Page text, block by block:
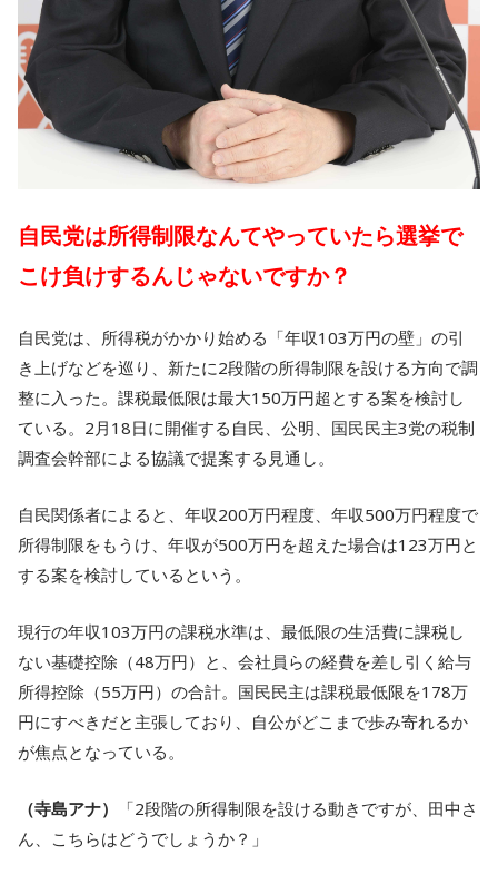
自民党は所得制限なんてやっていたら選挙で
こけ負けするんじゃないですか？
自民党は、所得税がかかり始める「年収103万円の壁」の引
き上げなどを巡り、新たに2段階の所得制限を設ける方向で調
整に入った。課税最低限は最大150万円超とする案を検討し
ている。2月18日に開催する自民、公明、国民民主3党の税制
調査会幹部による協議で提案する見通し。
自民関係者によると、年収200万円程度、年収500万円程度で
所得制限をもうけ、年収が500万円を超えた場合は123万円と
する案を検討しているという。
現行の年収103万円の課税水準は、最低限の生活費に課税し
ない基礎控除（48万円）と、会社員らの経費を差し引く給与
所得控除（55万円）の合計。国民民主は課税最低限を178万
円にすべきだと主張しており、自公がどこまで歩み寄れるか
が焦点となっている。
（寺島アナ）
「2段階の所得制限を設ける動きですが、田中さ
ん、こちらはどうでしょうか？」